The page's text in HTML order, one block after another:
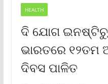
HEALTH
ଦି ଯୋଗ
ଭାରତରେ ୧୨ତମ
ଦିବସ ପାଳିତ